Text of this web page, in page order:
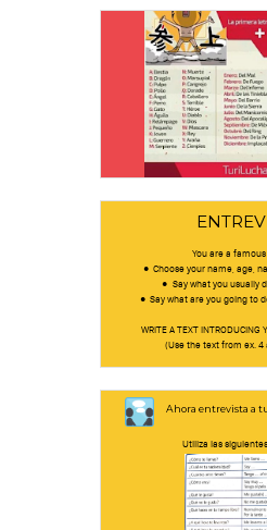
You are a famous
Choose your name, age,
Say what you usually
Say what are you going to
WRITE A TEXT INTRODUCING
(Use the text from ex. 4
Ahora entrevista a
Utiliza las